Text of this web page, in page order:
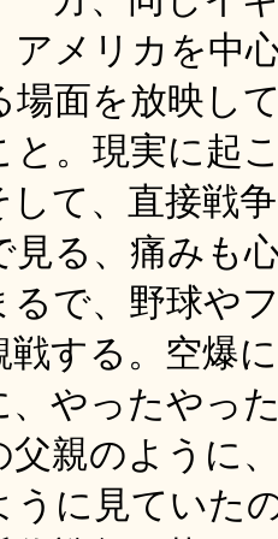
アメリカを中
場面を放映し
と。現実に起
して、直接戦
見る、痛みも
るで、野球や
戦する。空爆
、やったやっ
父親のように
うに見ていた